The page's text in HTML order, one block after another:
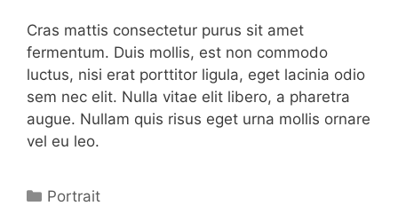
Cras mattis consectetur purus sit amet
fermentum. Duis mollis, est non commodo
luctus, nisi erat porttitor ligula, eget lacinia odio
sem nec elit. Nulla vitae elit libero, a pharetra
augue. Nullam quis risus eget urna mollis ornare
vel eu leo.
Categorías
Portrait